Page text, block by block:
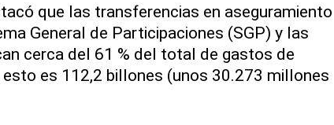
que las transferencias en aseguramiento
General de Participaciones (SGP) y las
cerca del 61 % del total de gastos de
es 112,2 billones (unos 30.273 millones